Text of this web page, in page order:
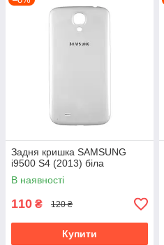
Задня кришка SAMSUNG
i9500 S4 (2013) біла
В наявності
110 ₴ 120 ₴
Купити